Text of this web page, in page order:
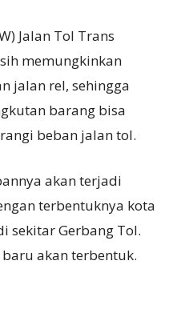
Jalan Tol Trans
memungkinkan
jalan rel, sehingga
barang bisa
beban jalan tol.
akan terjadi
terbentuknya kota
sekitar Gerbang Tol.
akan terbentuk.